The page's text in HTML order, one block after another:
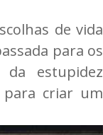
de vida
para os
estupidez
para criar um